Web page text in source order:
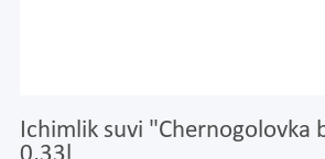
Ichimlik suvi "Chernogolovka